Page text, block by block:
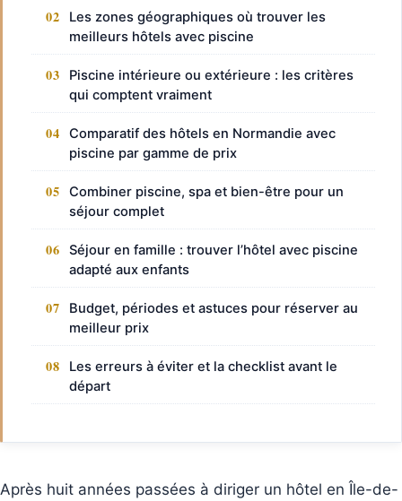
Les zones géographiques où trouver les
meilleurs hôtels avec piscine
Piscine intérieure ou extérieure : les critères
qui comptent vraiment
Comparatif des hôtels en Normandie avec
piscine par gamme de prix
Combiner piscine, spa et bien-être pour un
séjour complet
Séjour en famille : trouver l’hôtel avec piscine
adapté aux enfants
Budget, périodes et astuces pour réserver au
meilleur prix
Les erreurs à éviter et la checklist avant le
départ
Après huit années passées à diriger un hôtel en Île-de-